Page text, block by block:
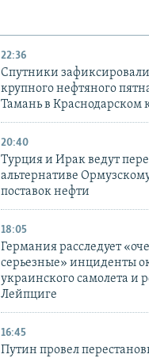
22:36
Спутники зафиксировали
крупного нефтяного
Тамань в Краснодарском
20:40
Турция и Ирак ведут
альтернативе
поставок нефти
18:05
Германия расследует
серьезные» инциденты
украинского самолета и
Лейпциге
16:45
Путин провел